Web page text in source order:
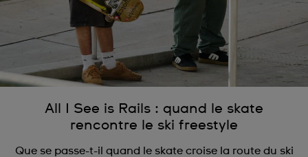
All I See is Rails : quand le skate
rencontre le ski freestyle
Que se passe-t-il quand le skate croise la route du ski